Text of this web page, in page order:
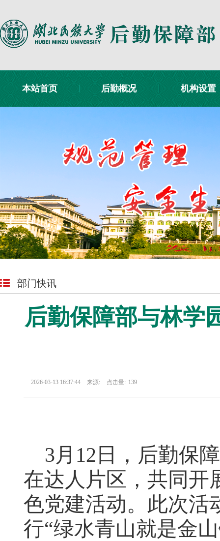
本站首页 后勤概况 机构设置
部门快讯
后勤保障部与林学
2026-03-13 16:37:44 来源: 点击量: 139
3月12日，后勤保
在达人片区，共同开
色党建活动。此次活
行“绿水青山就是金